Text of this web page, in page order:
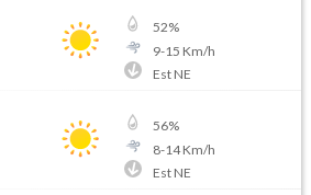
52%
9-15 Km/h
Est NE
56%
8-14Km/h
Est NE